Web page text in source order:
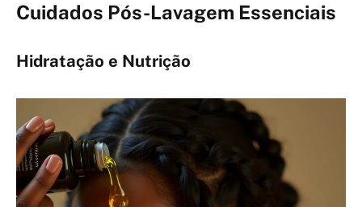
Cuidados Pós-Lavagem Essenciais
Hidratação e Nutrição